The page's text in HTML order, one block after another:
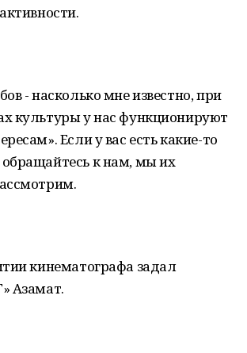
- насколько мне известно, при
культуры у нас функционируют
Если у вас есть какие-то
к нам, мы их
кинематографа задал
Азамат.